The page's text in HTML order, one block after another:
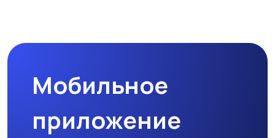
Медицина Начало карьеры
Мобильное
приложение